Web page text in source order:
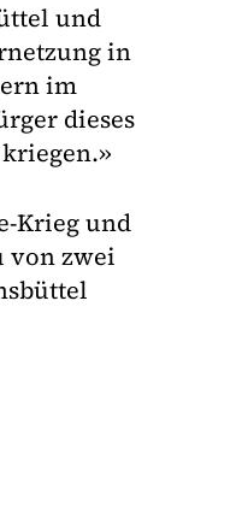
und
in
im
dieses
Krieg und
von zwei